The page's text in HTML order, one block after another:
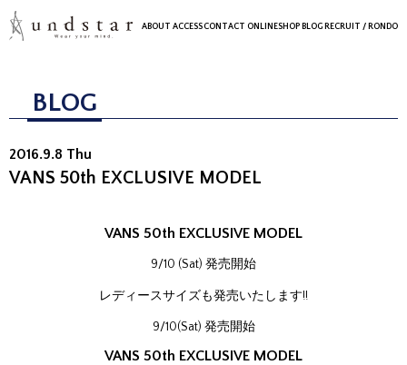
ABOUT ACCESSCONTACT ONLINESHOP BLOG RECRUIT / RONDO
BLOG
2016.9.8 Thu
VANS 50th EXCLUSIVE MODEL
VANS 50th EXCLUSIVE MODEL
9/10 (Sat) 発売開始
レディースサイズも発売いたします!!
9/10(Sat) 発売開始
VANS 50th EXCLUSIVE MODEL